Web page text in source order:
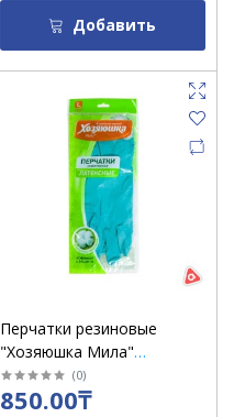
Добавить
Перчатки резиновые
"Хозяюшка Мила"
латексные размер L
(0)
850.00₸